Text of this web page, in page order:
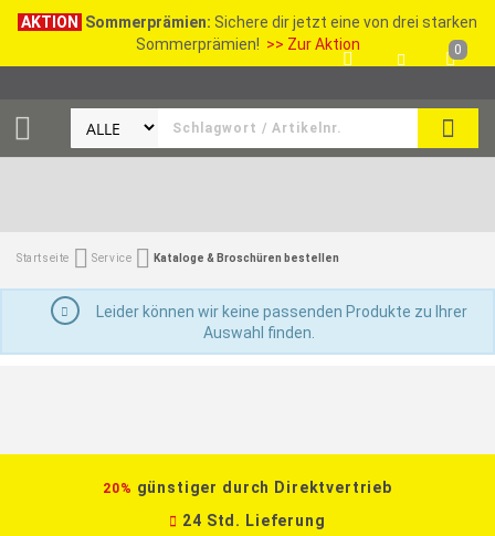
AKTION Sommerprämien: Sichere dir jetzt eine von drei starken
Sommerprämien! >> Zur Aktion 0
Startseite Service Kataloge & Broschüren bestellen
Leider können wir keine passenden Produkte zu Ihrer
Auswahl finden.
20% günstiger durch Direktvertrieb
24 Std. Lieferung